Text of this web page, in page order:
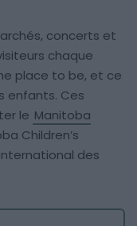
concerts et
chaque
place to be, et ce
enfants. Ces
le Manitoba
Children’s
des